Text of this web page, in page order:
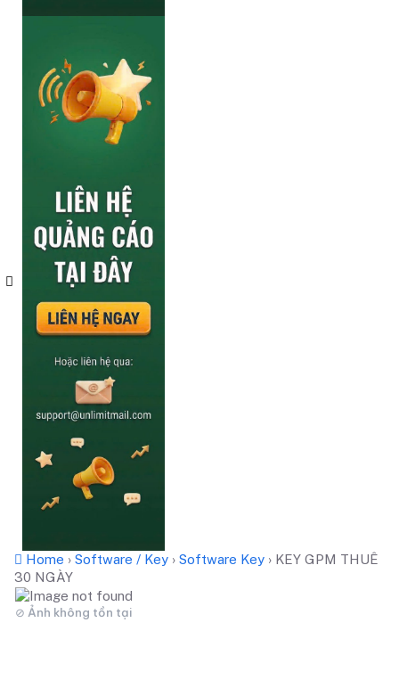
Home › Software / Key › Software Key › KEY GPM THUÊ
30 NGÀY